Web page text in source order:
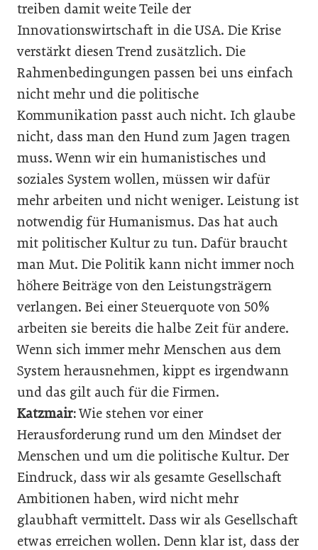
treiben damit weite Teile der
Innovationswirtschaft in die USA. Die Krise
verstärkt diesen Trend zusätzlich. Die
Rahmenbedingungen passen bei uns einfach
nicht mehr und die politische
Kommunikation passt auch nicht. Ich glaube
nicht, dass man den Hund zum Jagen tragen
muss. Wenn wir ein humanistisches und
soziales System wollen, müssen wir dafür
mehr arbeiten und nicht weniger. Leistung ist
notwendig für Humanismus. Das hat auch
mit politischer Kultur zu tun. Dafür braucht
man Mut. Die Politik kann nicht immer noch
höhere Beiträge von den Leistungsträgern
verlangen. Bei einer Steuerquote von 50%
arbeiten sie bereits die halbe Zeit für andere.
Wenn sich immer mehr Menschen aus dem
System herausnehmen, kippt es irgendwann
und das gilt auch für die Firmen.
Katzmair:Wie stehen vor einer
Herausforderung rund um den Mindset der
Menschen und um die politische Kultur. Der
Eindruck, dass wir als gesamte Gesellschaft
Ambitionen haben, wird nicht mehr
glaubhaft vermittelt. Dass wir als Gesellschaft
etwas erreichen wollen. Denn klar ist, dass der